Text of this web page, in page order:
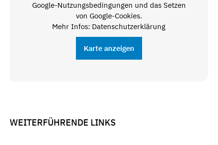
Google-Nutzungsbedingungen und das Setzen
von Google-Cookies.
Mehr Infos: Datenschutzerklärung
Karte anzeigen
WEITERFÜHRENDE LINKS